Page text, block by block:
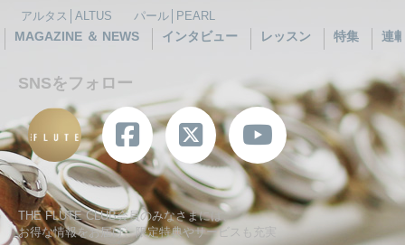
アルタス│ALTUS
パール│PEARL
MAGAZINE ＆ NEWS インタビュー レッスン 特集 連
SNSをフォロー
THE FLUTE CLUB会員のみなさまには、
お得な情報をお届け、限定特典やサービスも充実